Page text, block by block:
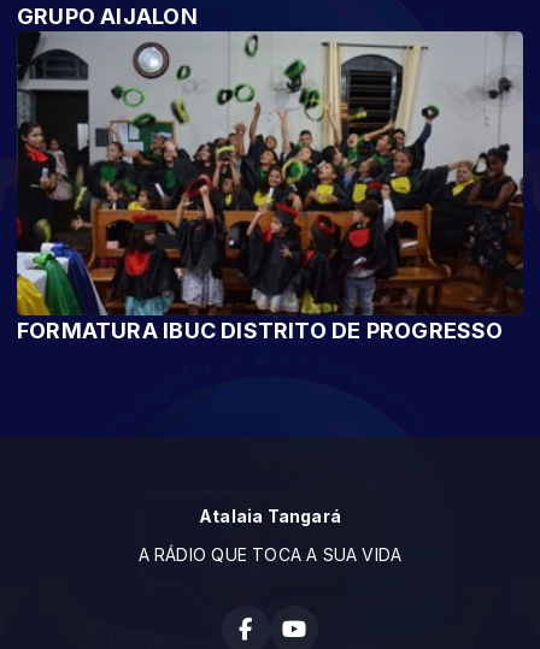
GRUPO AIJALON
FORMATURA IBUC DISTRITO DE PROGRESSO
Atalaia Tangará
A RÁDIO QUE TOCA A SUA VIDA